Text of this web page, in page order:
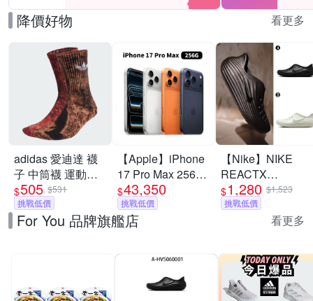
降價好物 看更多
adidas 愛迪達 襪
子 中筒襪 運動襪
三葉草 TIE DYE
CREW 咖紅
IJ6672
$505 $531
挑戰低價
【Apple】iPhone
17 Pro Max 256G
6.9吋 手機
$43,350
挑戰低價
【Nike】NIKE
REACTX
REJUVEN8 運動
涼鞋 懶人鞋 洞洞
HV5060005
$1,280 $1,523
挑戰低價
For You 品牌旗艦店 看更多